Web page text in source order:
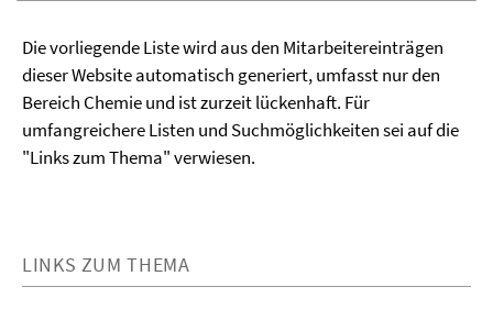
Die vorliegende Liste wird aus den Mitarbeitereinträgen
dieser Website automatisch generiert, umfasst nur den
Bereich Chemie und ist zurzeit lückenhaft. Für
umfangreichere Listen und Suchmöglichkeiten sei auf die
"Links zum Thema" verwiesen.
LINKS ZUM THEMA